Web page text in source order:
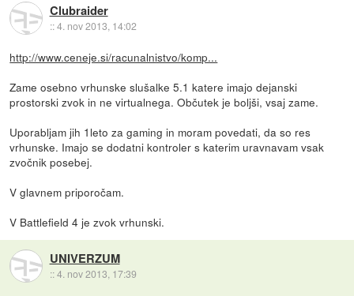
Clubraider
::4. nov 2013, 14:02
http://www.ceneje.si/racunalnistvo/komp...
Zame osebno vrhunske slušalke 5.1 katere imajo dejanski
prostorski zvok in ne virtualnega. Občutek je boljši, vsaj zame.
Uporabljam jih 1leto za gaming in moram povedati, da so res
vrhunske. Imajo se dodatni kontroler s katerim uravnavam vsak
zvočnik posebej.
V glavnem priporočam.
V Battlefield 4 je zvok vrhunski.
UNIVERZUM
::4. nov 2013, 17:39